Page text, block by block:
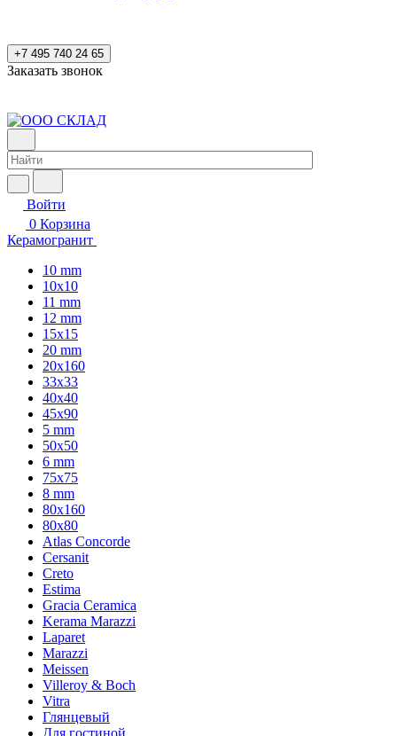
+7 495 740 24 65
Заказать звонок
Войти
0 Корзина
Керамогранит
10 mm
10x10
11 mm
12 mm
15x15
20 mm
20х160
33x33
40х40
45x90
5 mm
50x50
6 mm
75х75
8 mm
80x160
80x80
Atlas Concorde
Cersanit
Creto
Estima
Gracia Ceramica
Kerama Marazzi
Laparet
Marazzi
Meissen
Villeroy & Boch
Vitra
Глянцевый
Для гостиной